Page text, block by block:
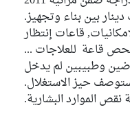
قاعات إنتظار
قاعة للعلاجات ...
4 ممرضين وطبيبين لم يدخل
حيز الاستغلال.
الموارد البشارية.